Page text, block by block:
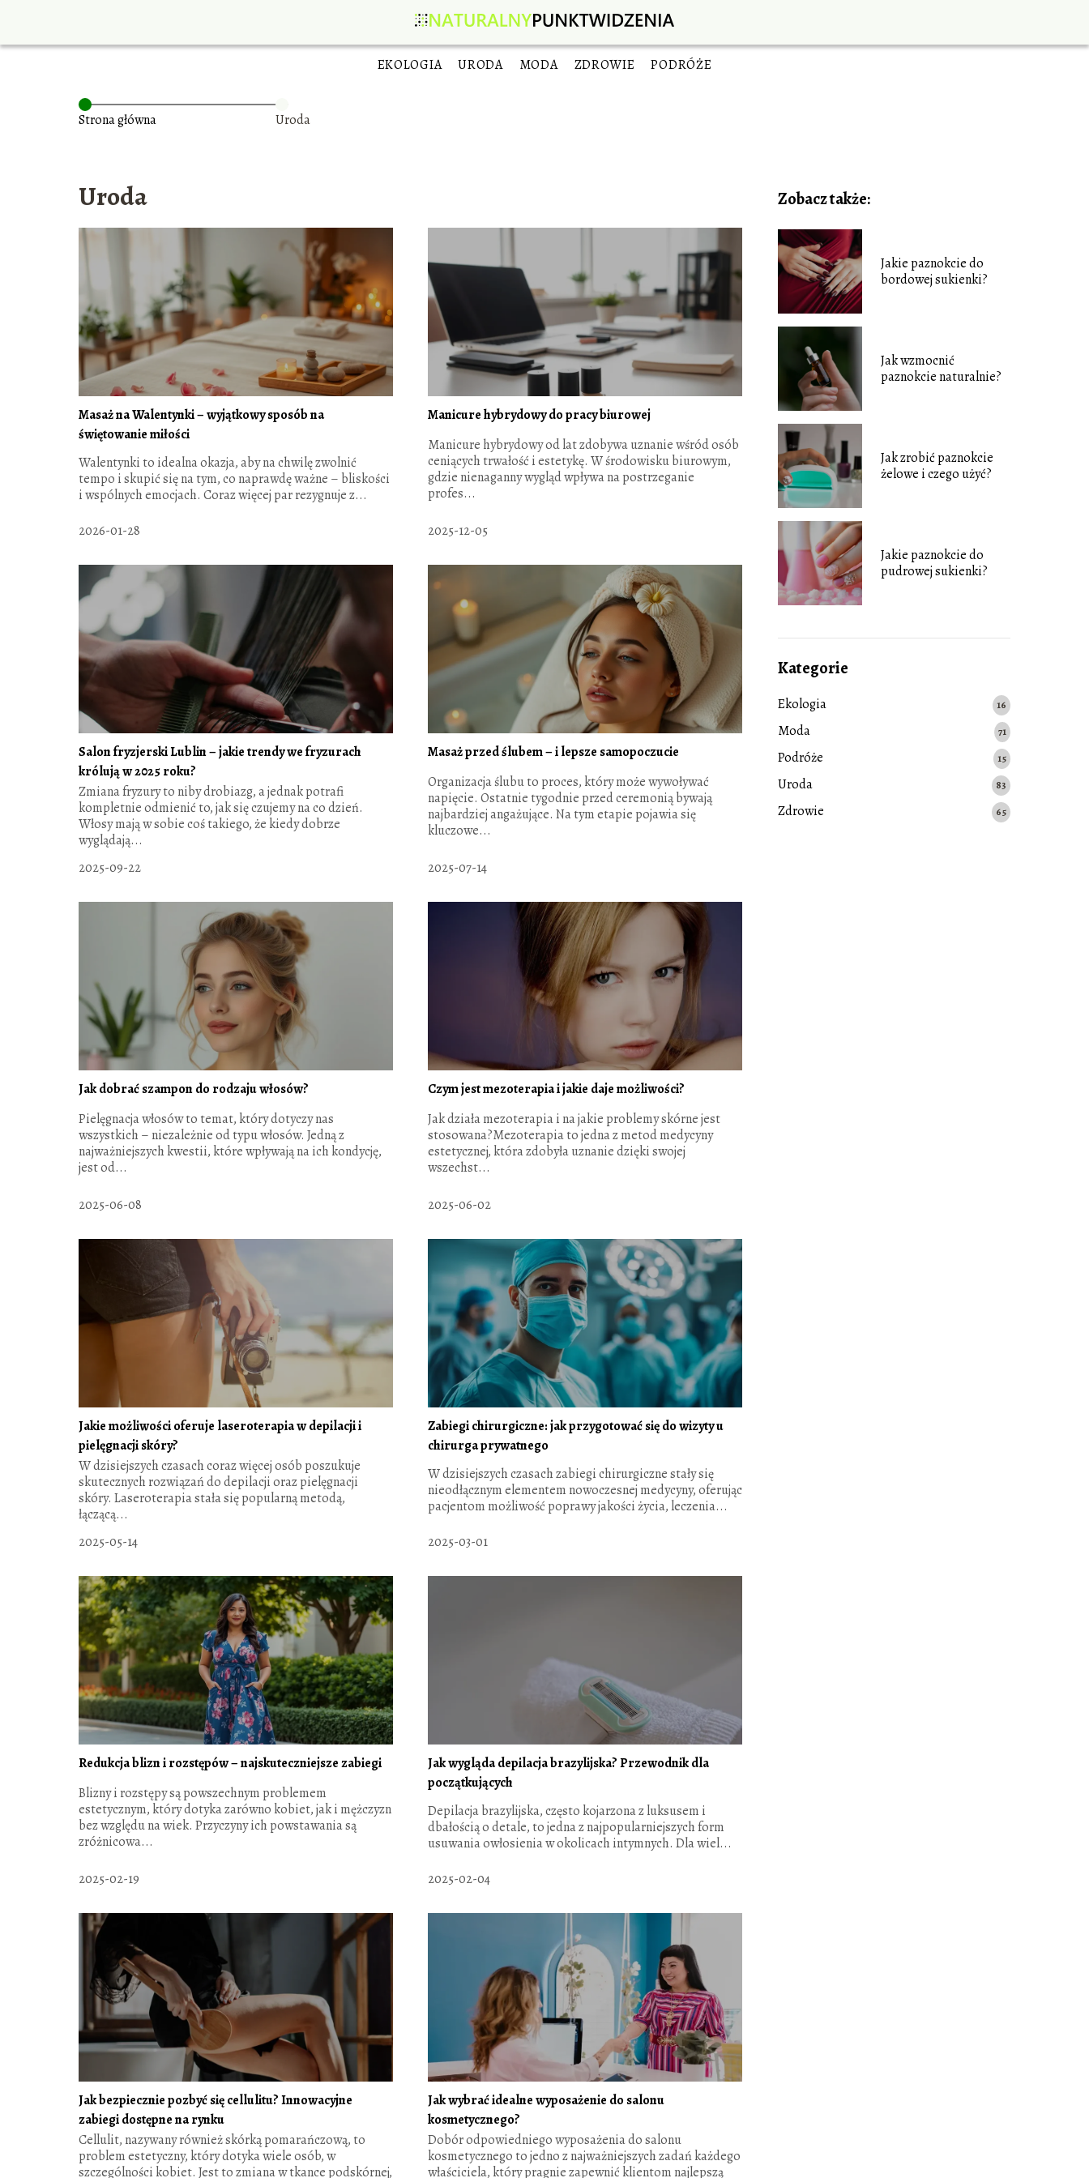
EKOLOGIA URODA MODA ZDROWIE PODRÓŻE
Strona główna Uroda
Uroda
Masaż na Walentynki – wyjątkowy sposób na
świętowanie miłości
Walentynki to idealna okazja, aby na chwilę zwolnić
tempo i skupić się na tym, co naprawdę ważne – bliskości
i wspólnych emocjach. Coraz więcej par rezygnuje z...
2026-01-28
Manicure hybrydowy do pracy biurowej
Manicure hybrydowy od lat zdobywa uznanie wśród osób
ceniących trwałość i estetykę. W środowisku biurowym,
gdzie nienaganny wygląd wpływa na postrzeganie
profes...
2025-12-05
Salon fryzjerski Lublin – jakie trendy we fryzurach
królują w 2025 roku?
Zmiana fryzury to niby drobiazg, a jednak potrafi
kompletnie odmienić to, jak się czujemy na co dzień.
Włosy mają w sobie coś takiego, że kiedy dobrze
wyglądają...
2025-09-22
Masaż przed ślubem – i lepsze samopoczucie
Organizacja ślubu to proces, który może wywoływać
napięcie. Ostatnie tygodnie przed ceremonią bywają
najbardziej angażujące. Na tym etapie pojawia się
kluczowe...
2025-07-14
Jak dobrać szampon do rodzaju włosów?
Pielęgnacja włosów to temat, który dotyczy nas
wszystkich – niezależnie od typu włosów. Jedną z
najważniejszych kwestii, które wpływają na ich kondycję,
jest od...
2025-06-08
Czym jest mezoterapia i jakie daje możliwości?
Jak działa mezoterapia i na jakie problemy skórne jest
stosowana?Mezoterapia to jedna z metod medycyny
estetycznej, która zdobyła uznanie dzięki swojej
wszechst...
2025-06-02
Jakie możliwości oferuje laseroterapia w depilacji i
pielęgnacji skóry?
W dzisiejszych czasach coraz więcej osób poszukuje
skutecznych rozwiązań do depilacji oraz pielęgnacji
skóry. Laseroterapia stała się popularną metodą,
łączącą...
2025-05-14
Zabiegi chirurgiczne: jak przygotować się do wizyty u
chirurga prywatnego
W dzisiejszych czasach zabiegi chirurgiczne stały się
nieodłącznym elementem nowoczesnej medycyny, oferując
pacjentom możliwość poprawy jakości życia, leczenia...
2025-03-01
Redukcja blizn i rozstępów – najskuteczniejsze zabiegi
Blizny i rozstępy są powszechnym problemem
estetycznym, który dotyka zarówno kobiet, jak i mężczyzn
bez względu na wiek. Przyczyny ich powstawania są
zróżnicowa...
2025-02-19
Jak wygląda depilacja brazylijska? Przewodnik dla
początkujących
Depilacja brazylijska, często kojarzona z luksusem i
dbałością o detale, to jedna z najpopularniejszych form
usuwania owłosienia w okolicach intymnych. Dla wiel...
2025-02-04
Jak bezpiecznie pozbyć się cellulitu? Innowacyjne
zabiegi dostępne na rynku
Cellulit, nazywany również skórką pomarańczową, to
problem estetyczny, który dotyka wiele osób, w
szczególności kobiet. Jest to zmiana w tkance podskórnej,
Jak wybrać idealne wyposażenie do salonu
kosmetycznego?
Dobór odpowiedniego wyposażenia do salonu
kosmetycznego to jedno z najważniejszych zadań każdego
właściciela, który pragnie zapewnić klientom najlepszą
Zobacz także:
Jakie paznokcie do
bordowej sukienki?
Jak wzmocnić
paznokcie naturalnie?
Jak zrobić paznokcie
żelowe i czego użyć?
Jakie paznokcie do
pudrowej sukienki?
Kategorie
Ekologia 16
Moda 71
Podróże 15
Uroda 83
Zdrowie 65